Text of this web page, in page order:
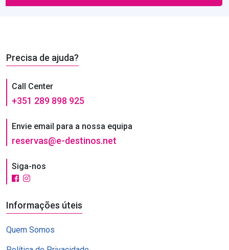
Precisa de ajuda?
Call Center
+351 289 898 925
Envie email para a nossa equipa
reservas@e-destinos.net
Siga-nos
Informações úteis
Quem Somos